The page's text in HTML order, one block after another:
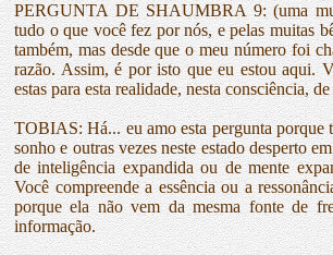
PERGUNTA DE SHAUMBRA 9: (uma
tudo o que você fez por nós, e pelas muitas
também, mas desde que o meu número foi
razão. Assim, é por isto que eu estou aqui.
estas para esta realidade, nesta consciência,
TOBIAS: Há... eu amo esta pergunta porque
sonho e outras vezes neste estado desperto
de inteligência expandida ou de mente
Você compreende a essência ou a
porque ela não vem da mesma fonte de
informação.